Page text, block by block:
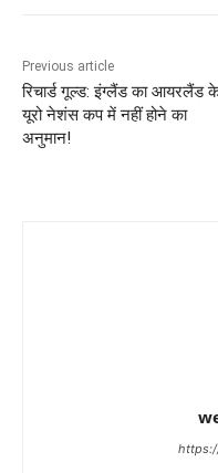
Previous article
रिचार्ड गूल्ड: इंग्लैंड का आयरलैंड
यूरो नेशंस कप में नहीं होने का
अनुमान!